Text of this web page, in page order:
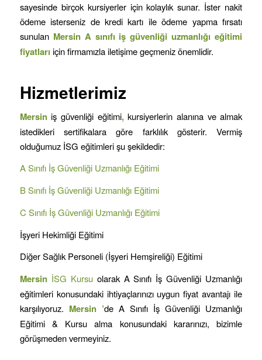
sayesinde birçok kursiyerler için kolaylık sunar. İster nakit
ödeme isterseniz de kredi kartı ile ödeme yapma fırsatı
sunulan Mersin A sınıfı iş güvenliği uzmanlığı eğitimi
fiyatları için firmamızla iletişime geçmeniz önemlidir.
Hizmetlerimiz
Mersiniş güvenliği eğitimi,kursiyerlerin alanına ve almak
istedikleri sertifikalara göre farklılık gösterir. Vermiş
olduğumuz İSG eğitimleri şu şekildedir:
A Sınıfı İş Güvenliği Uzmanlığı Eğitimi
B Sınıfı İş Güvenliği Uzmanlığı Eğitimi
C Sınıfı İş Güvenliği Uzmanlığı Eğitimi
İşyeri Hekimliği Eğitimi
Diğer Sağlık Personeli (İşyeri Hemşireliği) Eğitimi
Mersin İSG Kursuolarak A Sınıfı İş Güvenliği Uzmanlığı
eğitimleri konusundaki ihtiyaçlarınızı uygun fiyat avantajı ile
karşılıyoruz. Mersin ’de A Sınıfı İş Güvenliği Uzmanlığı
Eğitimi & Kursu alma konusundaki kararınızı, bizimle
görüşmeden vermeyiniz.